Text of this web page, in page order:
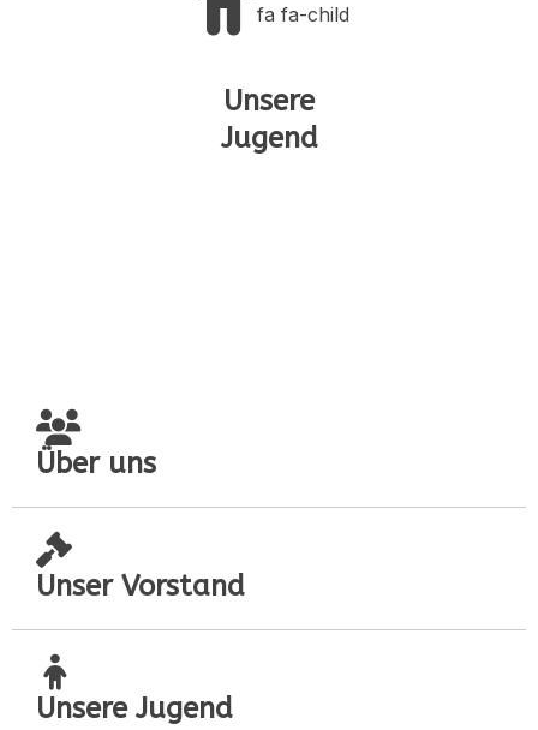
fa fa-child
Unsere
Jugend
Über uns
Unser Vorstand
Unsere Jugend